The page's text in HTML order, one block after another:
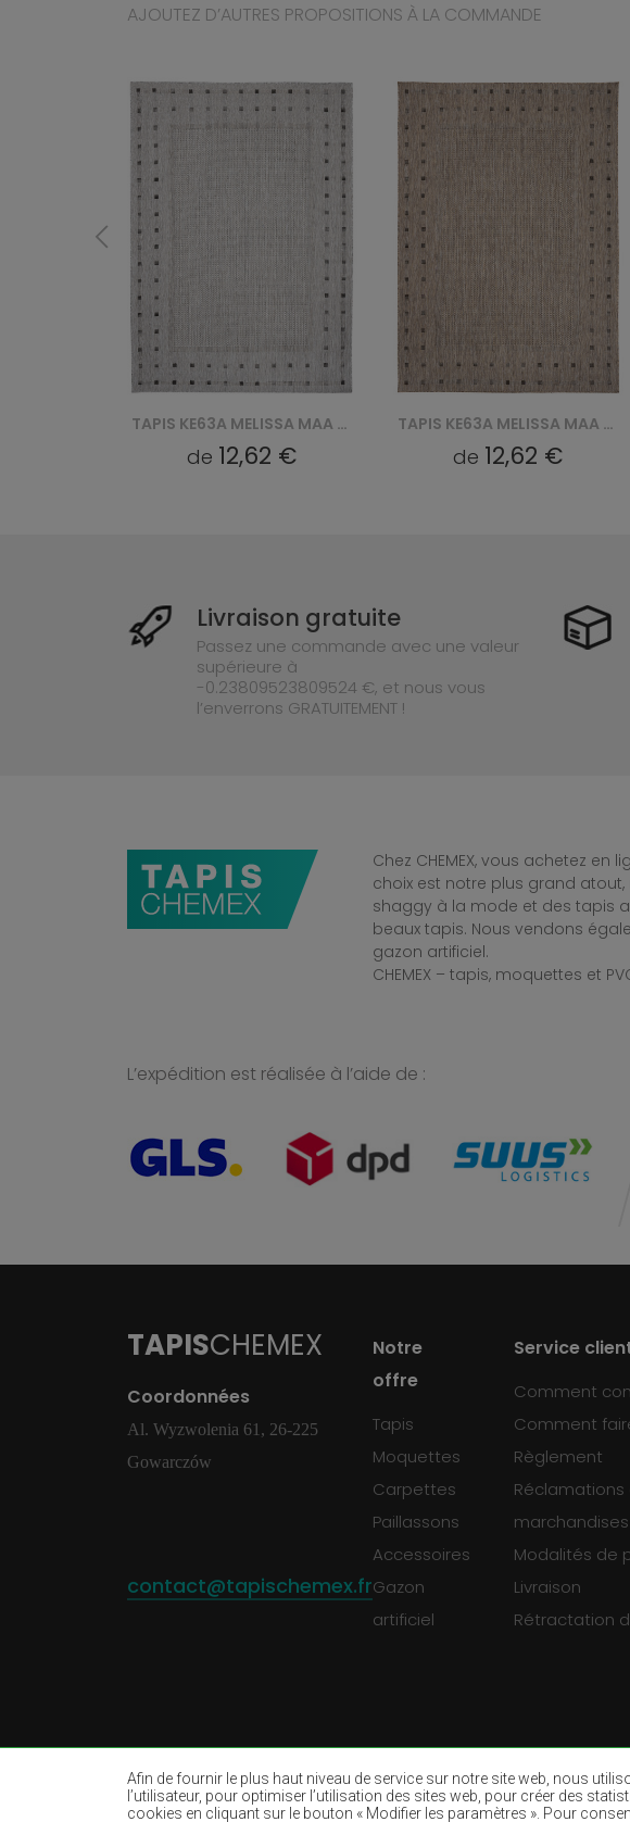
Afin de fournir le plus haut niveau de service sur notre site web, nous
l’utilisateur, pour optimiser l’utilisation des sites web, pour créer des
cookies en cliquant sur le bouton « Modifier les paramètres ». Pour
AJOUTEZ D’AUTRES PROPOSITIONS À LA COMMANDE
TAPIS KE63A MELISSA MAA - SZARY
de 12,62 €
TAPIS KE63A MELISSA MAA - BRĄZOWY
de 12,62 €
Livraison gratuite
Passez une commande avec une valeur
supérieure à
-0.23809523809524 €, et nous vous
l’enverrons GRATUITEMENT !
Chez CHEMEX, vous achetez
choix est notre plus grand
shaggy à la mode et des tapis
beaux tapis. Nous vendons
gazon artificiel.
CHEMEX – tapis, moquettes et
L’expédition est réalisée à l’aide de :
TAPISCHEMEX
Coordonnées
Al. Wyzwolenia 61, 26-225
Gowarczów
contact@tapischemex.fr
Notre
offre
Tapis
Moquettes
Carpettes
Paillassons
Accessoires
Gazon
artificiel
Service
Comment
Comment
Règlement
marchandises
Modalités de
Livraison
Rétractation